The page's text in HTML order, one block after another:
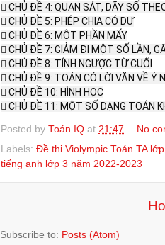
 CHỦ ĐỀ 4: QUAN SÁT, DÃY SỐ
 CHỦ ĐỀ 5: PHÉP CHIA CÓ DƯ
 CHỦ ĐỀ 6: MỘT PHẦN MẤY
 CHỦ ĐỀ 7: GIẢM ĐI MỘT SỐ LẦN,
 CHỦ ĐỀ 8: TÍNH NGƯỢC TỪ CUỐI
 CHỦ ĐỀ 9: TOÁN CÓ LỜI VĂN VỀ Ý
 CHỦ ĐỀ 10: HÌNH HỌC
 CHỦ ĐỀ 11: MỘT SỐ DẠNG TOÁN
Posted by Toán IQ at 21:47
No
Labels: Đề thi Violympic Toán TA
tiếng anh lớp 3 năm 2022-2023
Subscribe to: Posts (Atom)